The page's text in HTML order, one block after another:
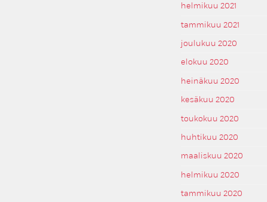
helmikuu 2021
tammikuu 2021
joulukuu 2020
elokuu 2020
heinäkuu 2020
kesäkuu 2020
toukokuu 2020
huhtikuu 2020
maaliskuu 2020
helmikuu 2020
tammikuu 2020